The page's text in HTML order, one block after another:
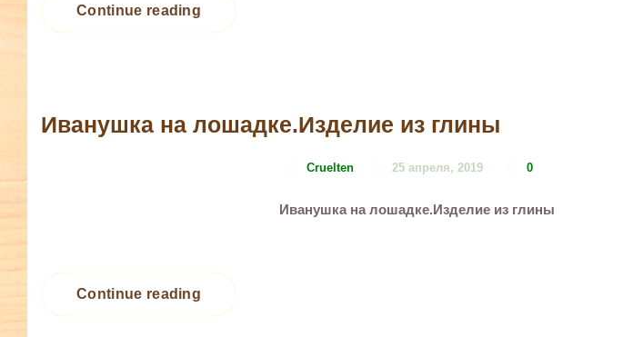
Continue reading
Иванушка на лошадке.Изделие из глины
Cruelten 25 апреля, 2019 0
Иванушка на лошадке.Изделие из глины
Continue reading